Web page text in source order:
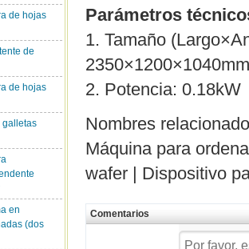
de hojas
de
de hojas
galletas
en
(dos
Parámetros
1. Tamaño
2350×1200×1040mm
2. Potencia: 0.18kW
Nombres
Máquina para
wafer | Dispositivo
Comentarios